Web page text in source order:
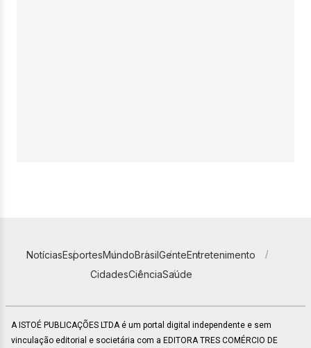
NotíciasEsportesMundoBrasilGenteEntretenimento
CidadesCiênciaSaúde
A ISTOÉ PUBLICAÇÕES LTDA é um portal digital independente e sem
vinculação editorial e societária com a EDITORA TRES COMÉRCIO DE